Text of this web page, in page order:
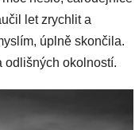
let zrychlit a
úplně skončila.
odlišných okolností.